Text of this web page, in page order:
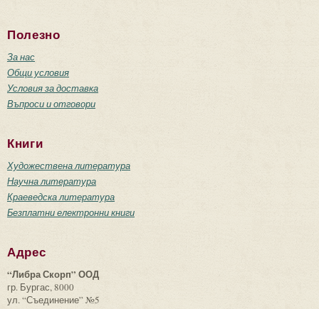
Полезно
За нас
Общи условия
Условия за доставка
Въпроси и отговори
Книги
Художествена литература
Научна литература
Краеведска литература
Безплатни електронни книги
Адрес
“Либра Скорп” ООД
гр. Бургас, 8000
ул. “Съединение” №5